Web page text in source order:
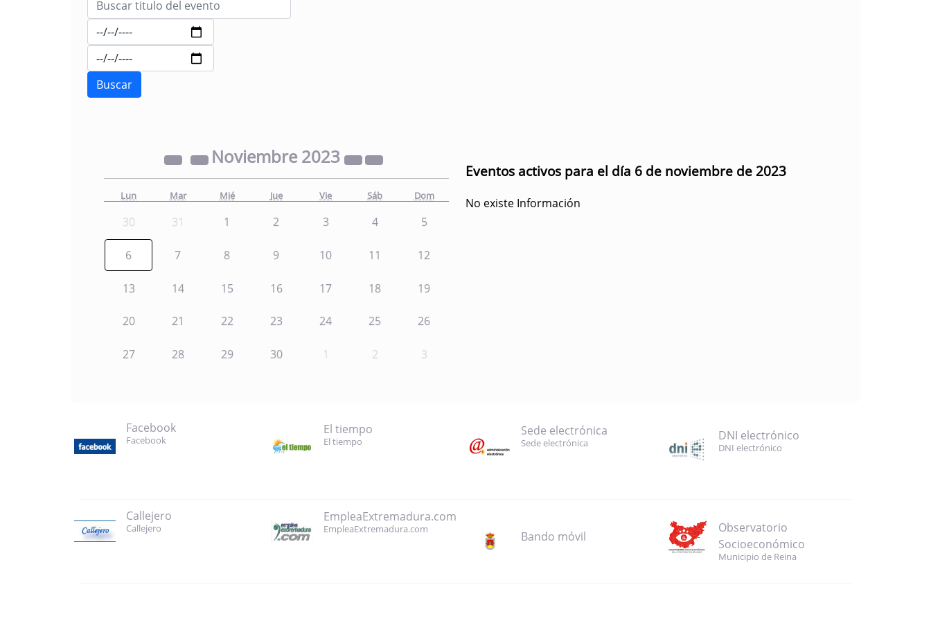
Noviembre 2023
Lun Mar Mié Jue Vie Sáb Dom
30 31 1 2 3 4 5
6 7 8 9 10 11 12
13 14 15 16 17 18 19
20 21 22 23 24 25 26
27 28 29 30 1 2 3
Eventos activos para el día 6 de noviembre de 2023
No existe Información
Facebook
Facebook
El tiempo
El tiempo
Sede electrónica
Sede electrónica DNI electrónico
DNI electrónico
Callejero
Callejero
EmpleaExtremadura.com
EmpleaExtremadura.com
Bando móvil
Observatorio
Socioeconómico
Municipio de Reina